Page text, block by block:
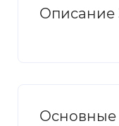
Описание
Основные